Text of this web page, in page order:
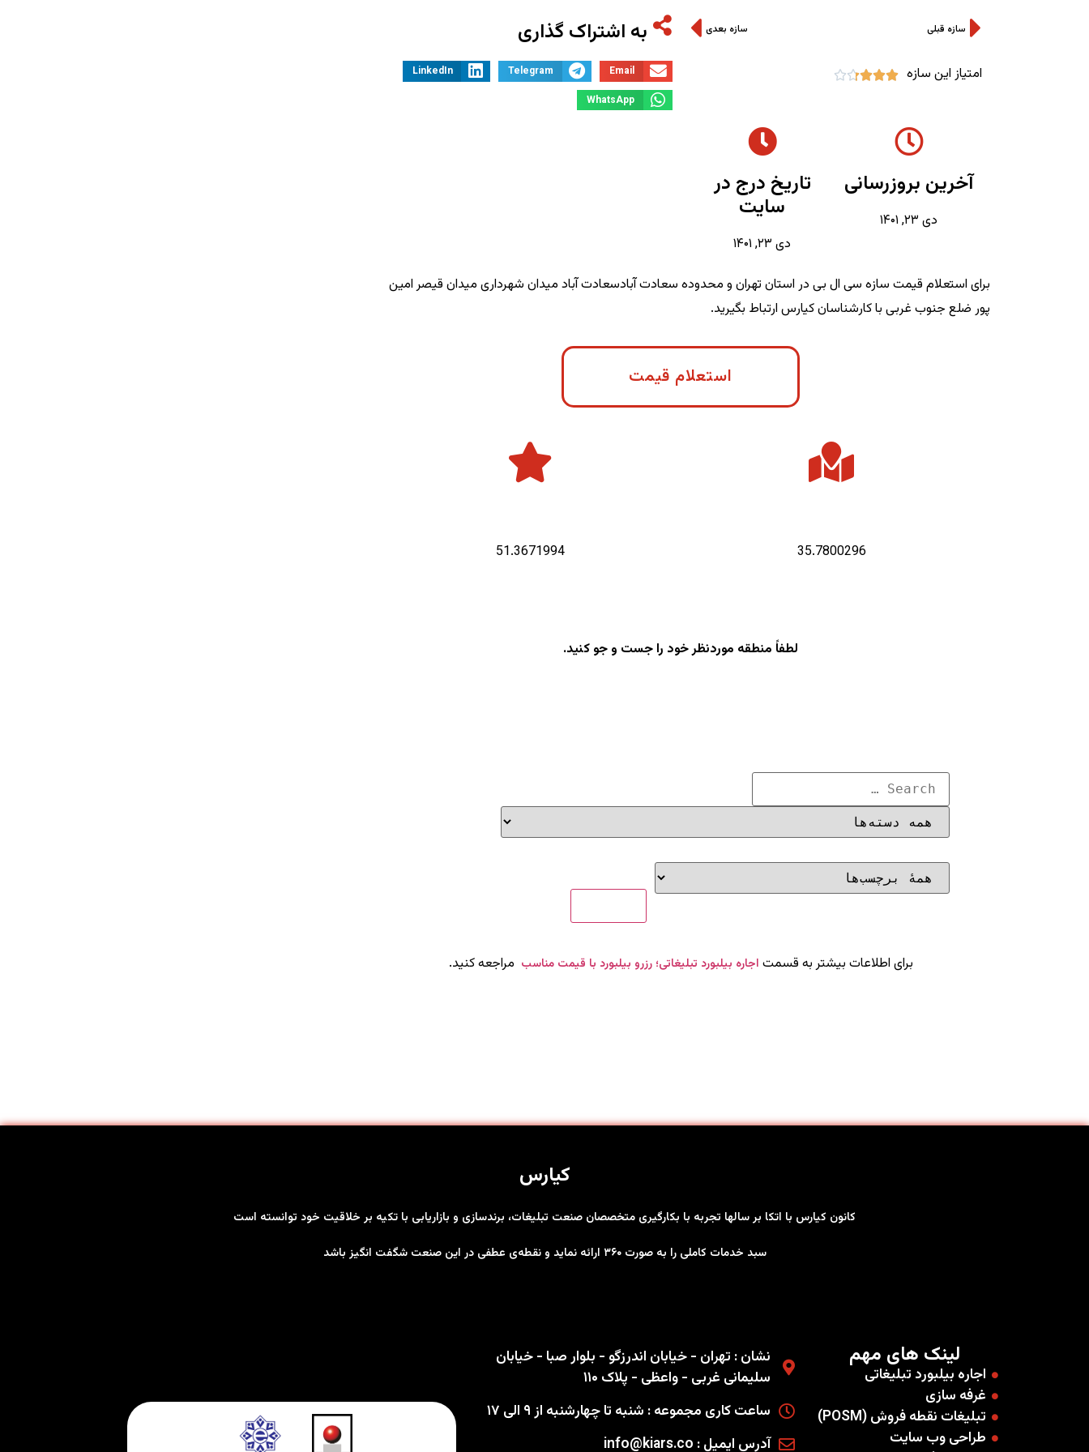
سازه قبلی سازه بعدی
امتیاز این سازه 




آخرین بروزرسانی
دی ۲۳, ۱۴۰۱
تاریخ درج در
سایت
دی ۲۳, ۱۴۰۱
به اشتراک گذاری
Email
Telegram
LinkedIn
WhatsApp
برای استعلام قیمت سازه سی ال بی در استان تهران و محدوده سعادت آبادسعادت آباد میدان شهرداری میدان قیصر امین
پور ضلع جنوب غربی با کارشناسان کیارس ارتباط بگیرید.
استعلام قیمت
35.7800296
51.3671994
لطفاً منطقه موردنظر خود را جست و جو کنید.
برای اطلاعات بیشتر به قسمت اجاره بیلبورد تبلیغاتی؛ رزرو بیلبورد با قیمت مناسب مراجعه کنید.
کیارس
کانون کیارس با اتکا بر سالها تجربه با بکارگیری متخصصان صنعت تبلیغات، برندسازی و بازاریابی با تکیه بر خلاقیت خود توانسته است
سبد خدمات کاملی را به صورت ۳۶۰ ارائه نماید و نقطه‌ی عطفی در این صنعت شگفت انگیز باشد
لینک های مهم
اجاره بیلبورد تبلیغاتی
غرفه سازی
تبلیغات نقطه فروش (POSM)
طراحی وب سایت
نشان : تهران - خیابان اندرزگو - بلوار صبا - خیابان
سلیمانی غربی - واعظی - پلاک ۱۱۰
ساعت کاری مجموعه : شنبه تا چهارشنبه از ۹ الی ۱۷
آدرس ایمیل : info@kiars.co